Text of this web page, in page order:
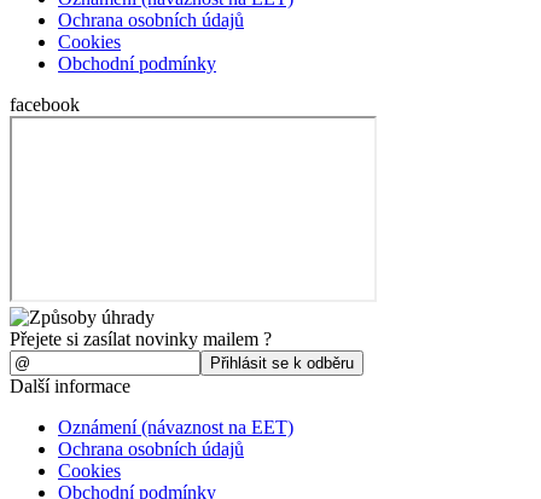
Ochrana osobních údajů
Cookies
Obchodní podmínky
facebook
Přejete si zasílat novinky mailem ?
Další informace
Oznámení (návaznost na EET)
Ochrana osobních údajů
Cookies
Obchodní podmínky